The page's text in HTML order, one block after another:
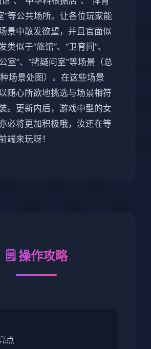
”等公共场所。让各位玩家能
景中散发欲望，并且官面似
类似于“旅馆”、“卫育间”、
室”、“拷疑问室”等场景（总
场景处图）。在这些场景
随心所欲地挑选与场景相符
。更新内后，游戏中型的女
必将更加积极哦，汝还在等
端来玩呀！
🗒️ 操作攻略
点